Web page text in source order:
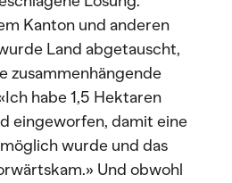
Kanton und anderen
Land abgetauscht,
zusammenhängende
habe 1,5 Hektaren
eingeworfen, damit eine
wurde und das
Und obwohl